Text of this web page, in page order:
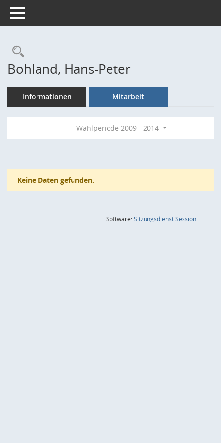
Toggle navigation
Rechercheauswahl
Bohland, Hans-Peter
Informationen Mitarbeit
Wahlperiode 2009 - 2014
Keine Daten gefunden.
Software:SitzungsdienstSession(Wird in